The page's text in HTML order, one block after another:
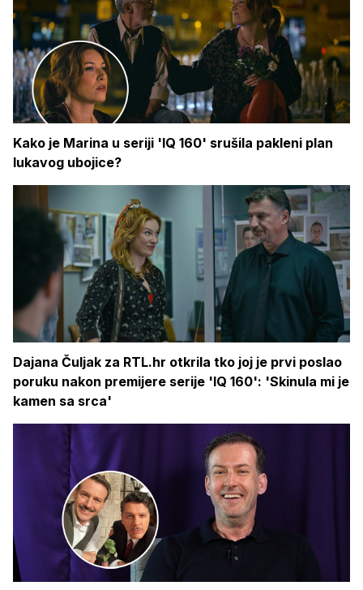
Kako je Marina u seriji 'IQ 160' srušila pakleni plan
lukavog ubojice?
Dajana Čuljak za RTL.hr otkrila tko joj je prvi poslao
poruku nakon premijere serije 'IQ 160': 'Skinula mi je
kamen sa srca'